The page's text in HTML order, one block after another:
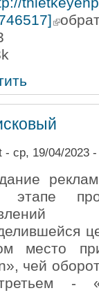
- ср, 19/04/2023 -
этапе
место
чей
-